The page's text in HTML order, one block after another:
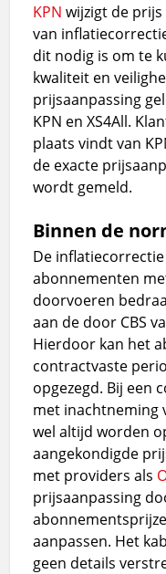
KPN wijzigt de
van
dit nodig is om te
kwaliteit en
prijsaanpassing
KPN en XS4All.
plaats vindt van
de exacte
wordt gemeld.
Binnen de
De
abonnementen
doorvoeren
aan de door CBS
Hierdoor kan het
contractvaste
opgezegd. Bij een
met inachtneming
wel altijd worden
aangekondigde
met providers als
prijsaanpassing
aanpassen. Het
geen details